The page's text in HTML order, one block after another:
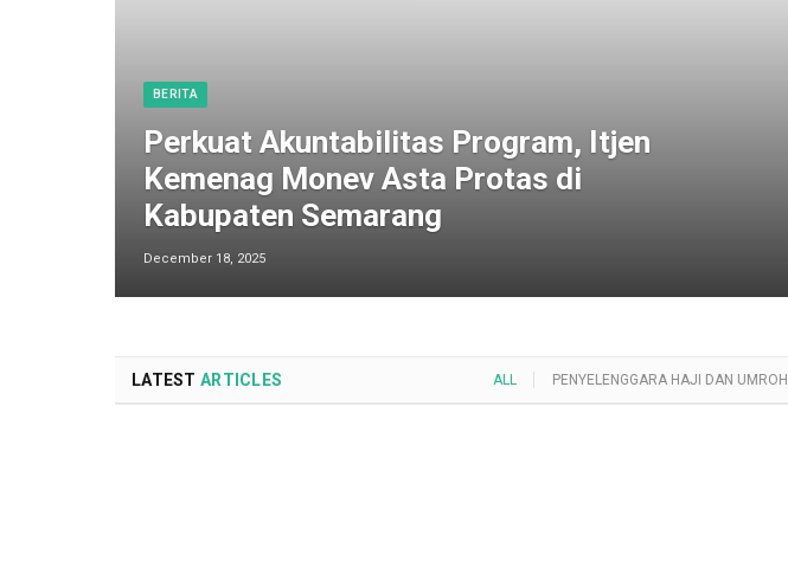
BERITA
Perkuat Akuntabilitas Program, Itjen
Kemenag Monev Asta Protas di
Kabupaten Semarang
December 18, 2025
LATEST ARTICLES ALL PENYELENGGARA HAJI DAN UMROH